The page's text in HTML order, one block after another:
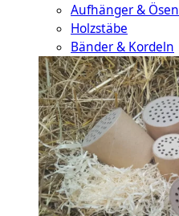
Aufhänger & Ösen
Holzstäbe
Bänder & Kordeln